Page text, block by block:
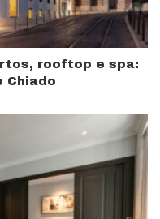
rooftop e spa:
Chiado